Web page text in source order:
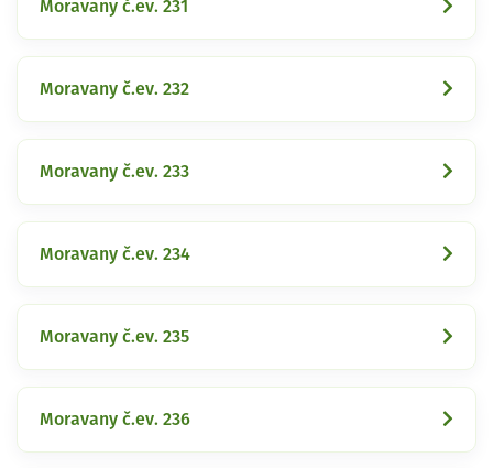
Moravany č.ev. 231
Moravany č.ev. 232
Moravany č.ev. 233
Moravany č.ev. 234
Moravany č.ev. 235
Moravany č.ev. 236